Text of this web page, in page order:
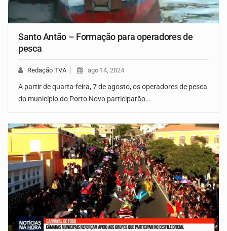
Santo Antão – Formação para operadores de
pesca
Redação TVA ago 14, 2024
A partir de quarta-feira, 7 de agosto, os operadores de pesca
do município do Porto Novo participarão…